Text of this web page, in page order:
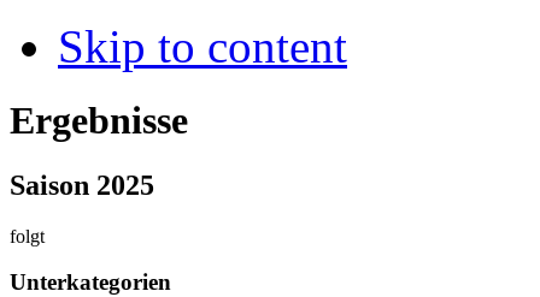
Skip to content
Ergebnisse
Saison 2025
folgt
Unterkategorien